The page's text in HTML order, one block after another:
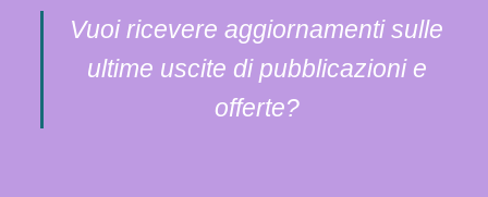
Vuoi ricevere aggiornamenti sulle
ultime uscite di pubblicazioni e
offerte?